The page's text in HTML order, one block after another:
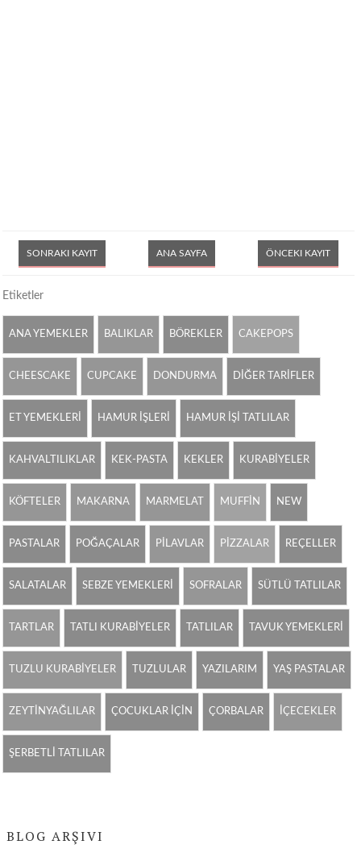
SONRAKI KAYIT ÖNCEKI KAYIT
ANA SAYFA
Etiketler
ANA YEMEKLER BALIKLAR BÖREKLER CAKEPOPS
CHEESCAKE CUPCAKE DONDURMA DİĞER TARİFLER
ET YEMEKLERİ HAMUR İŞLERİ HAMUR İŞİ TATLILAR
KAHVALTILIKLAR KEK-PASTA KEKLER KURABİYELER
KÖFTELER MAKARNA MARMELAT MUFFİN NEW
PASTALAR POĞAÇALAR PİLAVLAR PİZZALAR REÇELLER
SALATALAR SEBZE YEMEKLERİ SOFRALAR SÜTLÜ TATLILAR
TARTLAR TATLI KURABİYELER TATLILAR TAVUK YEMEKLERİ
TUZLU KURABİYELER TUZLULAR YAZILARIM YAŞ PASTALAR
ZEYTİNYAĞLILAR ÇOCUKLAR İÇİN ÇORBALAR İÇECEKLER
ŞERBETLİ TATLILAR
BLOG ARŞIVI